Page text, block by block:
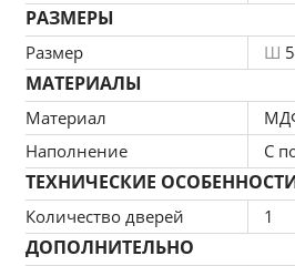
Применяемые
фасад МДФ.
Производитель ООО
"Лером"
РАЗМЕРЫ
Размер Ш
МАТЕРИАЛЫ
Материал
Наполнение
С
ТЕХНИЧЕСКИЕ
Количество дверей 1
ДОПОЛНИТЕЛЬНО